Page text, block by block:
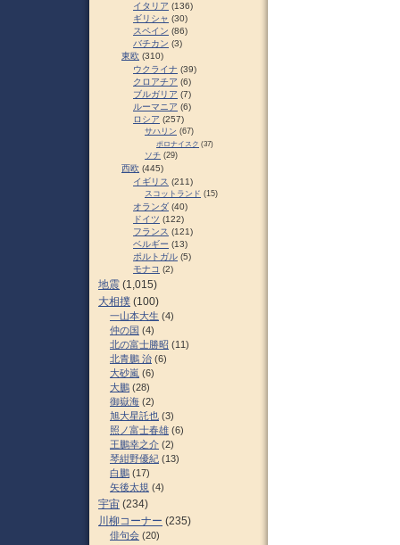
イタリア (136)
ギリシャ (30)
スペイン (86)
バチカン (3)
東欧 (310)
ウクライナ (39)
クロアチア (6)
ブルガリア (7)
ルーマニア (6)
ロシア (257)
サハリン (67)
ポロナイスク (37)
ソチ (29)
西欧 (445)
イギリス (211)
スコットランド (15)
オランダ (40)
ドイツ (122)
フランス (121)
ベルギー (13)
ポルトガル (5)
モナコ (2)
地震 (1,015)
大相撲 (100)
一山本大生 (4)
仲の国 (4)
北の富士勝昭 (11)
北青鵬 治 (6)
大砂嵐 (6)
大鵬 (28)
御嶽海 (2)
旭大星託也 (3)
照ノ富士春雄 (6)
王鵬幸之介 (2)
琴紺野優紀 (13)
白鵬 (17)
矢後太規 (4)
宇宙 (234)
川柳コーナー (235)
俳句会 (20)